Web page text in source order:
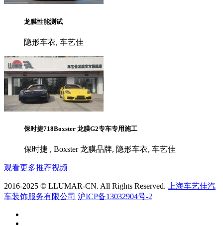
龙膜性能测试
隐形车衣, 车艺佳
保时捷718Boxster 龙膜G2专车专用施工
保时捷 , Boxster 龙膜品牌, 隐形车衣, 车艺佳
观看更多推荐视频
2016-2025 © LLUMAR-CN. All Rights Reserved.
上海车艺佳汽
车装饰服务有限公司 沪ICP备13032904号-2